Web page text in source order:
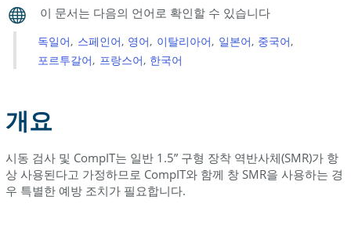
독일어 스페인어 영어 이탈리아어 일본어 중국어
포르투갈어 프랑스어 한국어
개요
시동 검사 및 CompIT는 일반 1.5” 구형 장착 역반사체(SMR)가 항
상 사용된다고 가정하므로 CompIT와 함께 창 SMR을 사용하는 경
우 특별한 예방 조치가 필요합니다.